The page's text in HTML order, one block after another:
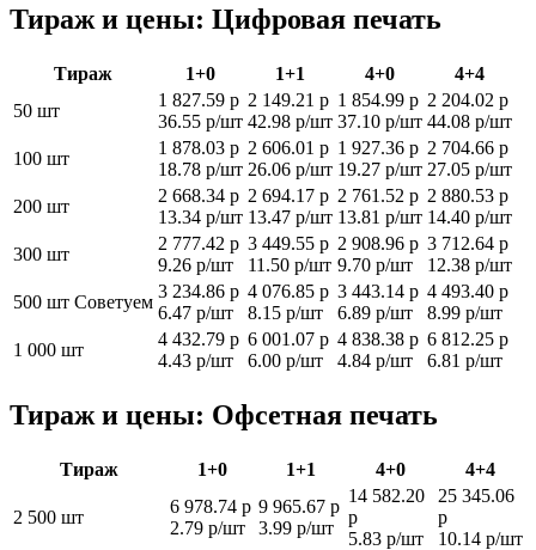
Тираж и цены: Цифровая печать
Тираж 1+0 1+1 4+0
4+4
50 шт
1 827.59 р
36.55 р/шт
2 149.21 р
42.98 р/шт
1 854.99 р
37.10 р/шт
2 204.02 р
44.08 р/шт
100 шт
1 878.03 р
18.78 р/шт
2 606.01 р
26.06 р/шт
1 927.36 р
19.27 р/шт
2 704.66 р
27.05 р/шт
200 шт
2 668.34 р
13.34 р/шт
2 694.17 р
13.47 р/шт
2 761.52 р
13.81 р/шт
2 880.53 р
14.40 р/шт
300 шт
2 777.42 р
9.26 р/шт
3 449.55 р
11.50 р/шт
2 908.96 р
9.70 р/шт
3 712.64 р
12.38 р/шт
500 шт Советуем
3 234.86 р
6.47 р/шт
4 076.85 р
8.15 р/шт
3 443.14 р
6.89 р/шт
4 493.40 р
8.99 р/шт
1 000 шт
4 432.79 р
4.43 р/шт
6 001.07 р
6.00 р/шт
4 838.38 р
4.84 р/шт
6 812.25 р
6.81 р/шт
Тираж и цены: Офсетная печать
Тираж 1+0 1+1 4+0 4+4
2 500 шт
6 978.74 р
2.79 р/шт
9 965.67 р
3.99 р/шт
14 582.20
р
5.83 р/шт
25 345.06
р
10.14 р/шт